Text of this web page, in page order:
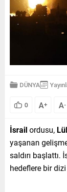
DÜNYA
0 A+ A-
İsrailordusu,
yaşanan
saldırı başlattı.
hedeflere bir